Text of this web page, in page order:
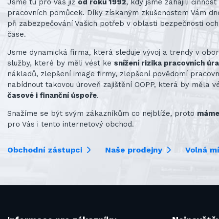
Jsme tu pro Vás již od roku 1992, kdy jsme zahájili
pracovních pomůcek. Díky získaným zkušenostem Vám
při zabezpečování Vašich potřeb v oblasti bezpečnosti
čase.
Jsme dynamická firma, která sleduje vývoj a trendy v
služby, které by měli vést ke snížení rizika pracovních
nákladů, zlepšení image firmy, zlepšení povědomí
nabídnout takovou úroveň zajištění OOPP, která by měla
časové i finanční úspoře.
Snažíme se být svým zákazníkům co nejblíže, proto
pro Vás i tento internetový obchod.
Obchodní zástupci Naše prodejny Volná